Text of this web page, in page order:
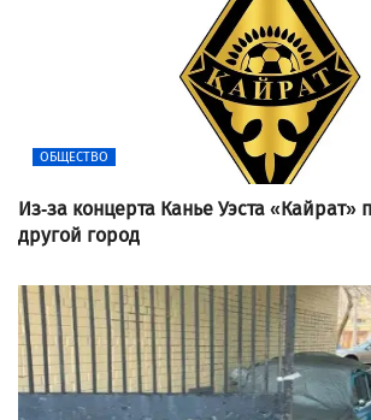
ОБЩЕСТВО
Из-за концерта Канье Уэста «Кайрат»
другой город